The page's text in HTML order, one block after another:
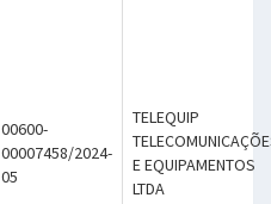
00600-
00007458/2024-
05
TELEQUIP
E EQUIPAMENTOS
LTDA